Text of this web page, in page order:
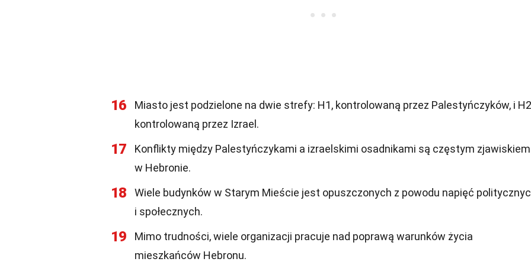
16
Miasto jest podzielone na dwie strefy: H1, kontrolowaną przez Palestyńczyków, i
kontrolowaną przez Izrael.
17
Konflikty między Palestyńczykami a izraelskimi osadnikami są częstym zjawiskiem
w Hebronie.
18
Wiele budynków w Starym Mieście jest opuszczonych z powodu napięć
i społecznych.
19
Mimo trudności, wiele organizacji pracuje nad poprawą warunków życia
mieszkańców Hebronu.